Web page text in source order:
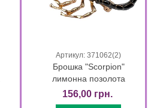
Артикул: 371062(2)
Брошка "Scorpion"
лимонна позолота
156,00 грн.